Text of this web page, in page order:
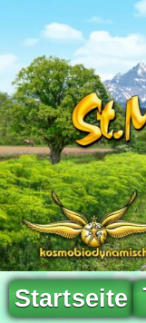
Startseite